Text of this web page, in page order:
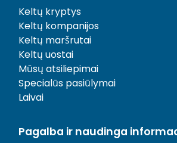
Keltų kryptys
Keltų kompanijos
Keltų maršrutai
Keltų uostai
Mūsų atsiliepimai
Specialūs pasiūlymai
Laivai
Pagalba ir naudinga